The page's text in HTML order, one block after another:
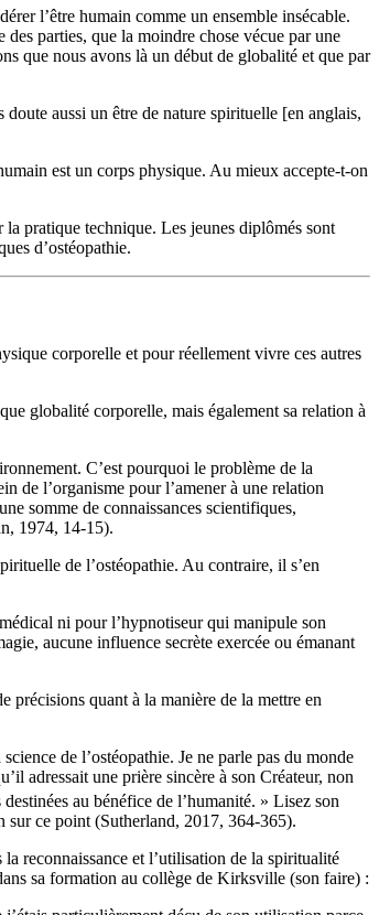
l’être humain comme un ensemble insécable.
parties, que la moindre chose vécue par une
que nous avons là un début de globalité et que par
aussi un être de nature spirituelle [en anglais,
est un corps physique. Au mieux accepte-t-on
la pratique technique. Les jeunes diplômés sont
d’ostéopathie.
corporelle et pour réellement vivre ces autres
globalité corporelle, mais également sa relation à
C’est pourquoi le problème de la
de l’organisme pour l’amener à une relation
somme de connaissances scientifiques,
1974, 14-15).
de l’ostéopathie. Au contraire, il s’en
ni pour l’hypnotiseur qui manipule son
aucune influence secrète exercée ou émanant
précisions quant à la manière de la mettre en
de l’ostéopathie. Je ne parle pas du monde
adressait une prière sincère à son Créateur, non
au bénéfice de l’humanité. » Lisez son
sur ce point (Sutherland, 2017, 364-365).
reconnaissance et l’utilisation de la spiritualité
sa formation au collège de Kirksville (son faire) :